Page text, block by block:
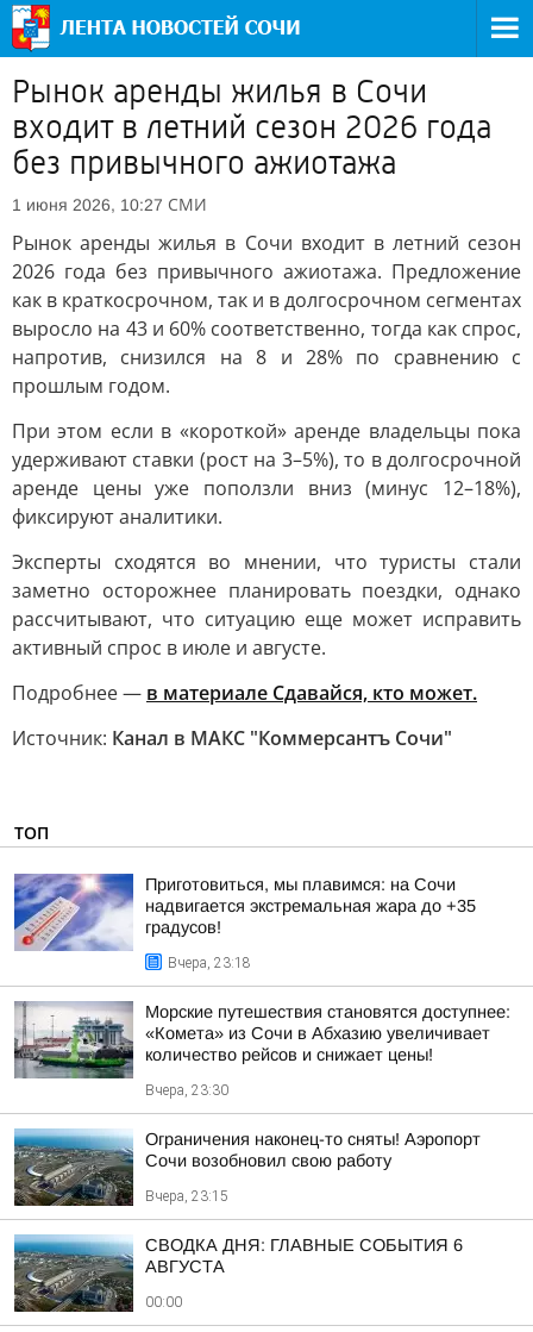
Рынок аренды жилья в Сочи
входит в летний сезон 2026 года
без привычного ажиотажа
1 июня 2026, 10:27 СМИ
Рынок аренды жилья в Сочи входит в летний сезон
2026 года без привычного ажиотажа. Предложение
как в краткосрочном, так и в долгосрочном сегментах
выросло на 43 и 60% соответственно, тогда как спрос,
напротив, снизился на 8 и 28% по сравнению с
прошлым годом.
При этом если в «короткой» аренде владельцы пока
удерживают ставки (рост на 3–5%), то в долгосрочной
аренде цены уже поползли вниз (минус 12–18%),
фиксируют аналитики.
Эксперты сходятся во мнении, что туристы стали
заметно осторожнее планировать поездки, однако
рассчитывают, что ситуацию еще может исправить
активный спрос в июле и августе.
Подробнее — в материале Сдавайся, кто может.
Источник: Канал в МАКС "Коммерсантъ Сочи"
ТОП
Приготовиться, мы плавимся: на Сочи
надвигается экстремальная жара до +35
градусов!
Вчера, 23:18
Морские путешествия становятся доступнее:
«Комета» из Сочи в Абхазию увеличивает
количество рейсов и снижает цены!
Вчера, 23:30
Ограничения наконец-то сняты! Аэропорт
Сочи возобновил свою работу
Вчера, 23:15
СВОДКА ДНЯ: ГЛАВНЫЕ СОБЫТИЯ 6
АВГУСТА
00:00